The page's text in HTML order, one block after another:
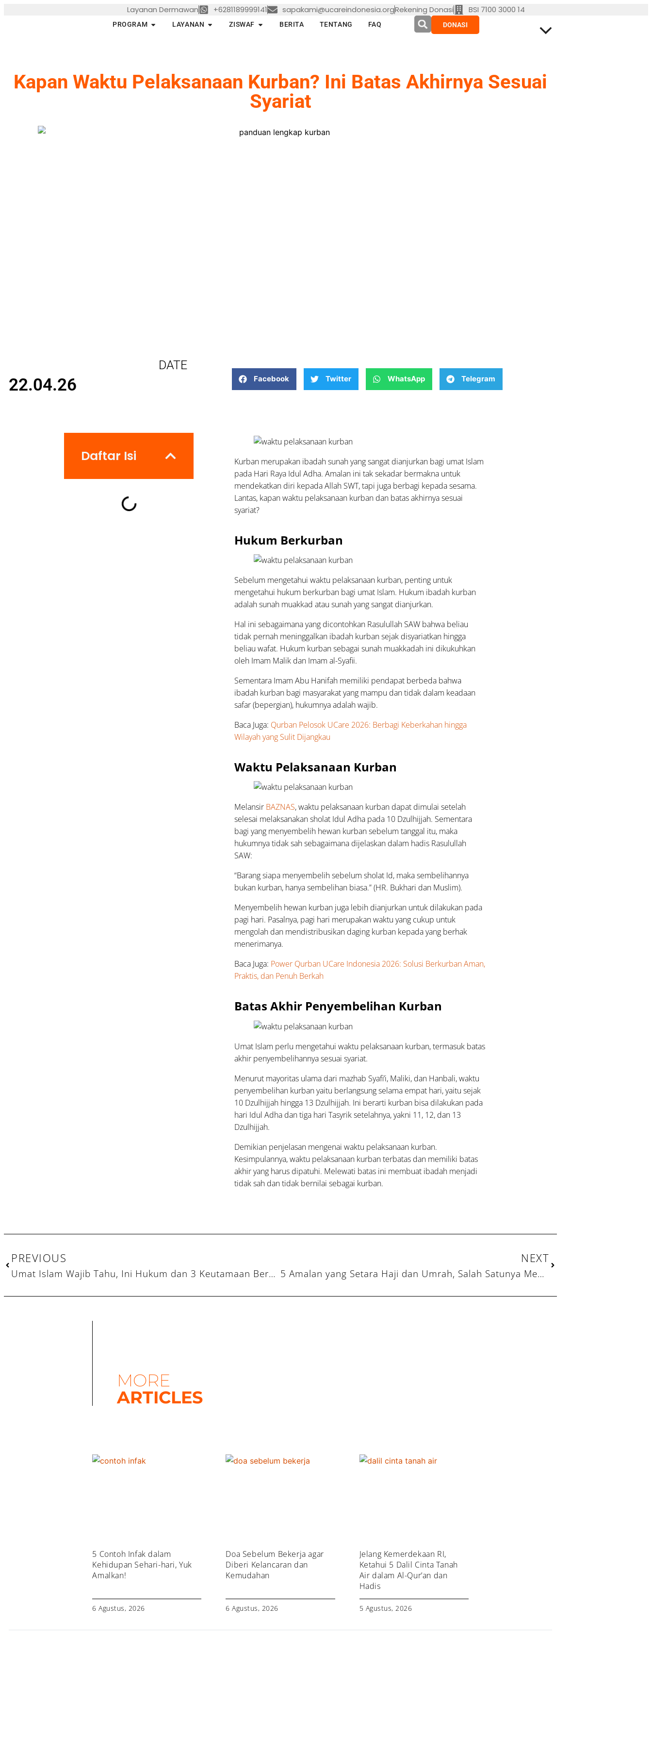
Layanan Dermawan +6281189999141 sapakami@ucareindonesia.orgRekening Donasi BSI 7100 3000 14
PROGRAM Open PROGRAM
LAYANAN Open LAYANAN
ZISWAF Open ZISWAF
BERITA TENTANG FAQ DONASI
Kapan Waktu Pelaksanaan Kurban? Ini Batas Akhirnya Sesuai
Syariat
DATE
22.04.26 Facebook Twitter WhatsApp Telegram
Daftar Isi
Kurban merupakan ibadah sunah yang sangat dianjurkan bagi umat Islam
pada Hari Raya Idul Adha. Amalan ini tak sekadar bermakna untuk
mendekatkan diri kepada Allah SWT, tapi juga berbagi kepada sesama.
Lantas, kapan waktu pelaksanaan kurban dan batas akhirnya sesuai
syariat?
Hukum Berkurban
Sebelum mengetahui waktu pelaksanaan kurban, penting untuk
mengetahui hukum berkurban bagi umat Islam. Hukum ibadah kurban
adalah sunah muakkad atau sunah yang sangat dianjurkan.
Hal ini sebagaimana yang dicontohkan Rasulullah SAW bahwa beliau
tidak pernah meninggalkan ibadah kurban sejak disyariatkan hingga
beliau wafat. Hukum kurban sebagai sunah muakkadah ini dikukuhkan
oleh Imam Malik dan Imam al-Syafii.
Sementara Imam Abu Hanifah memiliki pendapat berbeda bahwa
ibadah kurban bagi masyarakat yang mampu dan tidak dalam keadaan
safar (bepergian), hukumnya adalah wajib.
Baca Juga: Qurban Pelosok UCare 2026: Berbagi Keberkahan hingga
Wilayah yang Sulit Dijangkau
Waktu Pelaksanaan Kurban
Melansir BAZNAS, waktu pelaksanaan kurban dapat dimulai setelah
selesai melaksanakan sholat Idul Adha pada 10 Dzulhijjah. Sementara
bagi yang menyembelih hewan kurban sebelum tanggal itu, maka
hukumnya tidak sah sebagaimana dijelaskan dalam hadis Rasulullah
SAW:
“Barang siapa menyembelih sebelum sholat Id, maka sembelihannya
bukan kurban, hanya sembelihan biasa.” (HR. Bukhari dan Muslim).
Menyembelih hewan kurban juga lebih dianjurkan untuk dilakukan pada
pagi hari. Pasalnya, pagi hari merupakan waktu yang cukup untuk
mengolah dan mendistribusikan daging kurban kepada yang berhak
menerimanya.
Baca Juga: Power Qurban UCare Indonesia 2026: Solusi Berkurban Aman,
Praktis, dan Penuh Berkah
Batas Akhir Penyembelihan Kurban
Umat Islam perlu mengetahui waktu pelaksanaan kurban, termasuk batas
akhir penyembelihannya sesuai syariat.
Menurut mayoritas ulama dari mazhab Syafi’i, Maliki, dan Hanbali, waktu
penyembelihan kurban yaitu berlangsung selama empat hari, yaitu sejak
10 Dzulhijjah hingga 13 Dzulhijjah. Ini berarti kurban bisa dilakukan pada
hari Idul Adha dan tiga hari Tasyrik setelahnya, yakni 11, 12, dan 13
Dzulhijjah.
Demikian penjelasan mengenai waktu pelaksanaan kurban.
Kesimpulannya, waktu pelaksanaan kurban terbatas dan memiliki batas
akhir yang harus dipatuhi. Melewati batas ini membuat ibadah menjadi
tidak sah dan tidak bernilai sebagai kurban.
PREVIOUS
Umat Islam Wajib Tahu, Ini Hukum dan 3 Keutamaan Berkurban
NEXT
5 Amalan yang Setara Haji dan Umrah, Salah Satunya Membantu Sesama
MORE
ARTICLES
5 Contoh Infak dalam
Kehidupan Sehari-hari, Yuk
Amalkan!
6 Agustus, 2026
Doa Sebelum Bekerja agar
Diberi Kelancaran dan
Kemudahan
6 Agustus, 2026
Jelang Kemerdekaan RI,
Ketahui 5 Dalil Cinta Tanah
Air dalam Al-Qur’an dan
Hadis
5 Agustus, 2026